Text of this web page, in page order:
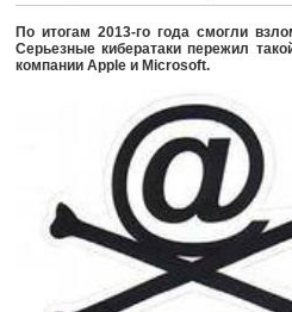
По итогам 2013-го года смогли
Серьезные кибератаки пережил
компании Apple и Microsoft.